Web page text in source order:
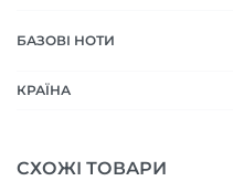
БАЗОВІ НОТИ
КРАЇНА
СХОЖІ ТОВАРИ